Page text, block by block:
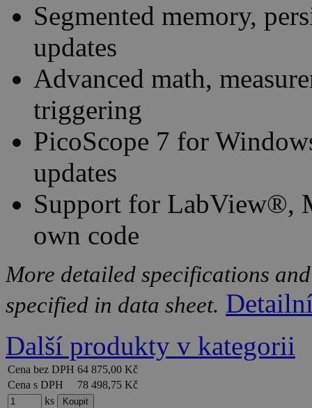
Segmented memory,
updates
Advanced math,
triggering
PicoScope 7 for
updates
Support for LabView®,
own code
More detailed specifications
specified in data sheet.
Další produkty v kategorii
Cena bez DPH 64 875,00 Kč
Cena s DPH
78 498,75 Kč
ks